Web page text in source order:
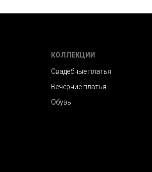
КОЛЛЕКЦИИ
Свадебные платья
Вечерние платья
Обувь